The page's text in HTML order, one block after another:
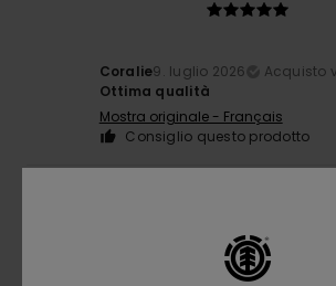
Coralie9. luglio 2026
Acquisto
Ottima qualità
Mostra originale - Français
Consiglio questo prodotto